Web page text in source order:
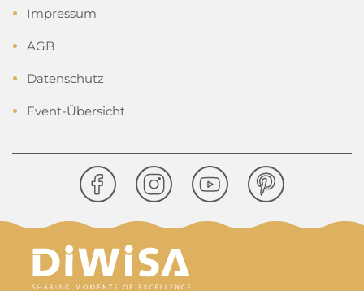
Impressum
AGB
Datenschutz
Event-Übersicht